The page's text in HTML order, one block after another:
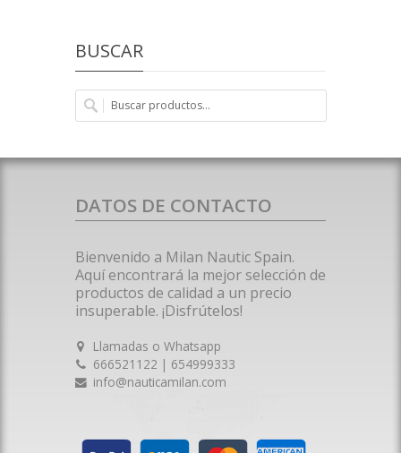
BUSCAR
DATOS DE CONTACTO
Bienvenido a Milan Nautic Spain.
Aquí encontrará la mejor selección de
productos de calidad a un precio
insuperable. ¡Disfrútelos!
Llamadas o Whatsapp
666521122 | 654999333
info@nauticamilan.com